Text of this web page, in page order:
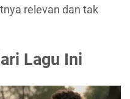
relevan dan tak
Lagu Ini